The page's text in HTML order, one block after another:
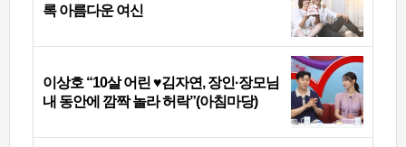
록 아름다운 여신
이상호 “10살 어린 ♥김자연, 장인·장모님
내 동안에 깜짝 놀라 허락”(아침마당)